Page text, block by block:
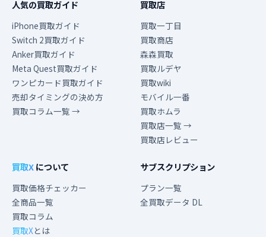
人気の買取ガイド
iPhone買取ガイド
Switch 2買取ガイド
Anker買取ガイド
Meta Quest買取ガイド
ワンピカード買取ガイド
売却タイミングの決め方
買取コラム一覧 →
買取店
買取一丁目
買取商店
森森買取
買取ルデヤ
買取wiki
モバイル一番
買取ホムラ
買取店一覧 →
買取店レビュー
買取Xについて
買取価格チェッカー
全商品一覧
買取コラム
買取Xとは
サブスクリプション
プラン一覧
全買取データ DL